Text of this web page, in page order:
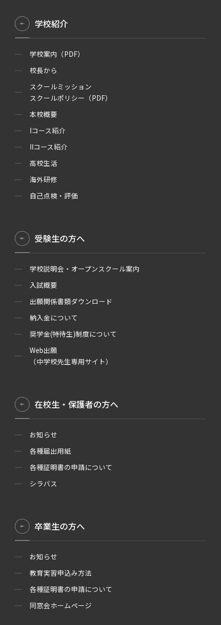
学校紹介
学校案内（PDF）
校長から
スクールミッション
スクールポリシー（PDF）
本校概要
Iコース紹介
IIコース紹介
高校生活
海外研修
自己点検・評価
受験生の方へ
学校説明会・オープンスクール案内
入試概要
出願関係書類ダウンロード
納入金について
奨学金(特待生)制度について
Web出願
（中学校先生専用サイト）
在校生・保護者の方へ
お知らせ
各種届出用紙
各種証明書の申請について
シラバス
卒業生の方へ
お知らせ
教育実習申込み方法
各種証明書の申請について
同窓会ホームページ